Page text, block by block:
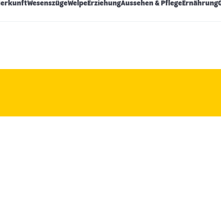
WesenszügeWelpeErziehungAussehen & PflegeErnährung